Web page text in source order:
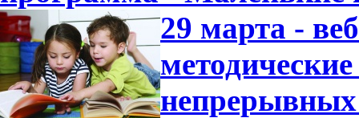
29 марта -
непрерывных